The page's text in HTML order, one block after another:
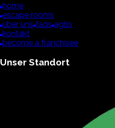
home
escape rooms
über uns faqs agbs
kontakt
become a franchisee
Unser Standort